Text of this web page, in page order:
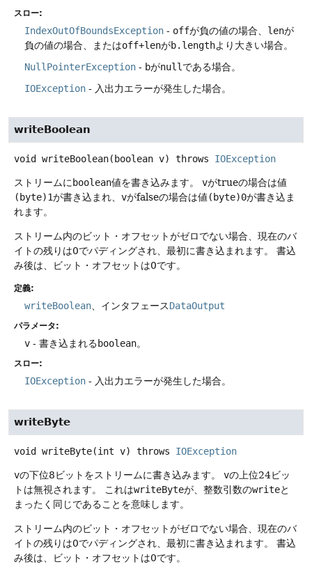
スロー:
IndexOutOfBoundsException - offが負の値の場合、 lenが
負の値の場合、またはoff+lenがb.lengthより大きい場合。
NullPointerException - bがnullである場合。
IOException - 入出力エラーが発生した場合。
writeBoolean
void writeBoolean(boolean v) throws IOException
ストリームにboolean値を書き込みます。 vがtrueの場合は値
(byte)1が書き込まれ、 vがfalseの場合は値 (byte)0が書き込ま
れます。
ストリーム内のビット・オフセットがゼロでない場合、現在のバ
イトの残りは0でパディングされ、最初に書き込まれます。
書込
み後は、ビット・オフセットは0です。
定義:
writeBoolean、インタフェースDataOutput
パラメータ:
v - 書き込まれるboolean。
スロー:
IOException - 入出力エラーが発生した場合。
writeByte
void writeByte(int v) throws IOException
vの下位8ビットをストリームに書き込みます。 vの上位24ビッ
トは無視されます。
これはwriteByteが、整数引数のwriteと
まったく同じであることを意味します。
ストリーム内のビット・オフセットがゼロでない場合、現在のバ
イトの残りは0でパディングされ、最初に書き込まれます。
書込
み後は、ビット・オフセットは0です。